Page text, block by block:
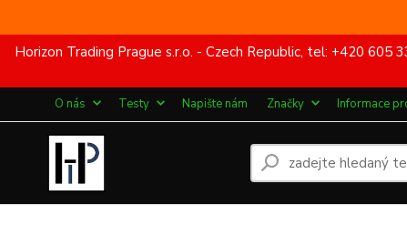
Horizon Trading Prague s.r.o. - Czech Republic, tel: +420
O nás Testy Napište nám Značky Informace